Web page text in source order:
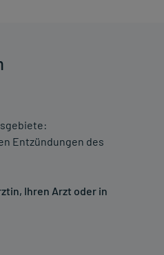
Entzündungen des
Ihren Arzt oder in